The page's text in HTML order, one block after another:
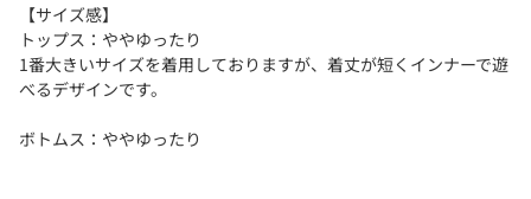
【サイズ感】
トップス：ややゆったり
1番大きいサイズを着用しておりますが、着丈が短くインナーで遊
べるデザインです。
ボトムス：ややゆったり